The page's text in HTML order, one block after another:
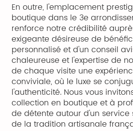
En outre, l'emplacement
boutique dans le 3e
renforce notre crédibilité
exigeante désireuse de
personnalisé et d'un conseil
chaleureuse et l'expertise de
de chaque visite une
conviviale, où le luxe se
l'authenticité. Nous vous
collection en boutique et à
de détente autour d'un service
de la tradition artisanale